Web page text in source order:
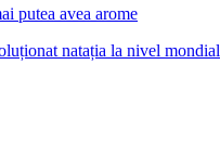
putea avea arome
natația la nivel mondial